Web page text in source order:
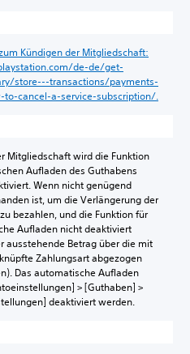
Kündigen der Mitgliedschaft:
de-de/get-
store---transactions/payments-
cancel-a-service-subscription/.
Mitgliedschaft wird die Funktion
Aufladen des Guthabens
Wenn nicht genügend
ist, um die Verlängerung der
bezahlen, und die Funktion für
Aufladen nicht deaktiviert
ausstehende Betrag über die mit
Zahlungsart abgezogen
Das automatische Aufladen
> [Guthaben] >
deaktiviert werden.